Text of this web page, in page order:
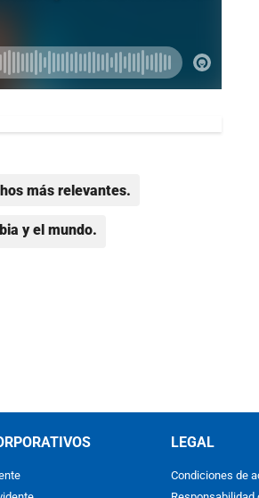
más relevantes.
y el mundo.
LEGAL
Condiciones de